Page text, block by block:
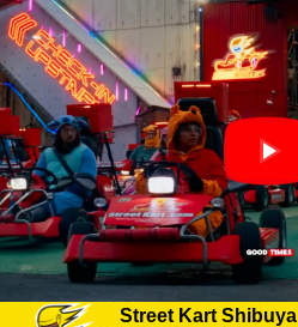
Street Kart Shibuya